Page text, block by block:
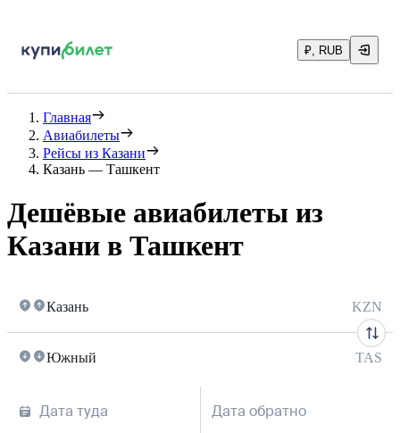
₽, RUB
Главная
Авиабилеты
Рейсы из Казани
Казань — Ташкент
Дешёвые авиабилеты из
Казани в Ташкент
Казань KZN
Южный TAS
Дата туда Дата обратно